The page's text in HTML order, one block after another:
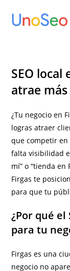
SEO local
atrae
¿Tu negocio en
logras atraer
que competir
falta visibilidad
mí” o “tienda en
Firgas te
para que tu
¿Por qué el
para tu
Firgas es una
negocio no